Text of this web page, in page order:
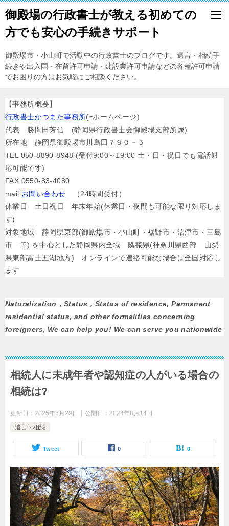
御殿場の行政書士が教える初めての
方でも安心の手続きサポート
御殿場市・小山町で活動中の行政書士のブログです。遺言・相続手
続きや出入国・在留許可申請・建設業許可申請などの各種許可申請
でお困りの方はお気軽にご相談ください。
【事務所概要】
行政書士かつまた事務所(⇦ホームページ)
代表 勝間田芳信 (静岡県行政書士会御殿場支部所属)
所在地 静岡県御殿場市川島田７９０－５
TEL 050-8890-8948 (受付9:00～19:00 土・日・祝日でも電話対
応可能です)
FAX 0550-83-4080
mail お問い合わせ （24時間受付）
休業日 土日祝日 年末年始(休業日・夜間も可能な限り対応しま
す)
対象地域 静岡県東部(御殿場市・小山町・裾野市・沼津市・三島
市 等) を中心とした静岡県内全域 隣接県(神奈川県西部 山梨
県東部富士五湖地方) オンラインで連絡可能な場合は全国対応し
ます
Naturalization，Status，Status of residence, Parmanent
residential status, and other formalities concerning
foreigners, We can help you! We can serve you nationwide
相続人に未成年者や認知症の人がいる場合の
相続は?
更新日： 2025年6月29日 公開日： 2024年8月14日
遺言・相続
Tweet 0 0